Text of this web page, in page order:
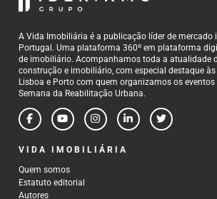
A Vida Imobiliária é a publicação líder de mercado
Portugal. Uma plataforma 360º em plataforma
de imobiliário. Acompanhamos toda a atualidade
construção e imobiliário, com especial destaque
Lisboa e Porto com quem organizamos os eventos
Semana da Reabilitação Urbana.
VIDA IMOBILIÁRIA
Quem somos
Estatuto editorial
Autores